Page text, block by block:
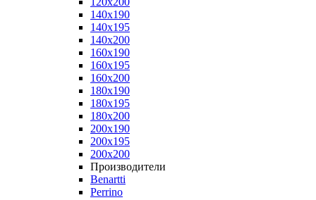
140x190
140x195
140x200
160x190
160x195
160x200
180x190
180x195
180x200
200x190
200x195
200x200
Производители
Benartti
Perrino